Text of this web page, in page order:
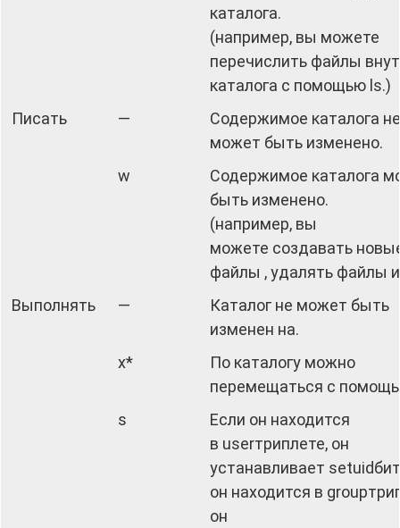
каталога.
(например, вы можете
перечислить файлы
каталога с помощью ls.)
Писать
—
Содержимое каталога не
может быть изменено.
w
Содержимое каталога
быть изменено.
(например, вы
можете создавать
файлы , удалять файлы
Выполнять
—
Каталог не может быть
изменен на.
x*
По каталогу можно
перемещаться с
s
Если он находится
в userтриплете, он
устанавливает
он находится в
он